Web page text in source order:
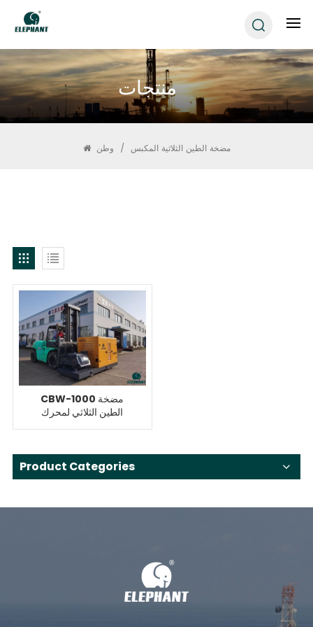
منتجات
/ مضخة الطين الثلاثية المكبس
CBW-1000 مضخة
الطين الثلاثي لمحرك
الأقراص الصلبة 100 طن
Product Categories